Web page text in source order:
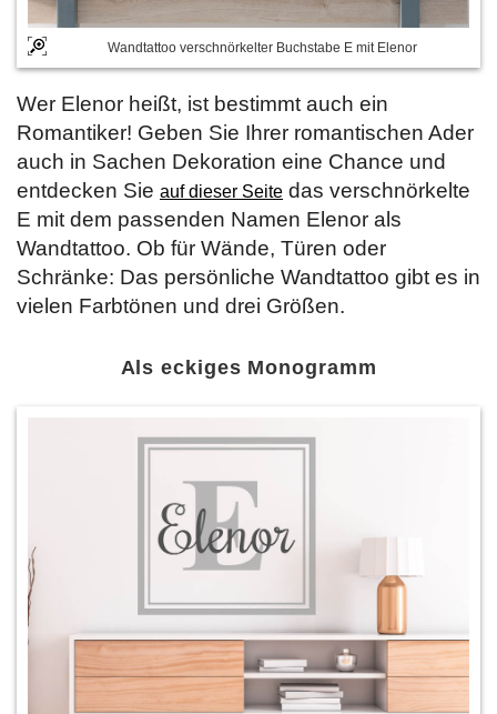
Wandtattoo verschnörkelter Buchstabe E mit Elenor
Wer Elenor heißt, ist bestimmt auch ein
Romantiker! Geben Sie Ihrer romantischen Ader
auch in Sachen Dekoration eine Chance und
entdecken Sie auf dieser Seite das verschnörkelte
E mit dem passenden Namen Elenor als
Wandtattoo. Ob für Wände, Türen oder
Schränke: Das persönliche Wandtattoo gibt es in
vielen Farbtönen und drei Größen.
Als eckiges Monogramm